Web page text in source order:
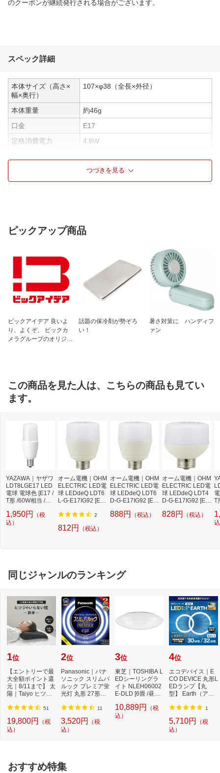
のクーポンが継続発行される場合がございます。
スペック詳細
本体サイズ（高さ×
幅×奥行）
107×φ38（全長×外径）
本体重量
約46g
口金
E17
定格消費電力
4.8W
300°
密閉器具対応
対応
つづきを見る
ピックアップ商品
ビックアイデア 良いよ
り、よくぞ。 ビックカ
メラグループのオリジナ
話題の保冷剤が勢ぞろ
い！
暑さ対策に ハンディフ
ァン
この商品を見た人は、こちらの商品も見てい
ます。
YAZAWA｜ヤザワ
LDT8LGE17 LED
電球 電球色 [E17 /
T形 /60W相当 /電
タイプ]
1,950円
（税
込）
オーム電機｜OHM
ELECTRIC LED電
球 LEDdeQ LDT6
L-G-E17IG92 [E17
球色 /1個 /全方向
タイプ]
2
812円 （税込）
オーム電機｜OHM
ELECTRIC LED電
球 LEDdeQ LDT6
D-G-E17IG92 [E1
昼光色 /1個 /全方
888円 （税込）
オーム電機｜OHM
ELECTRIC LED電
球 LEDdeQ LDT4
D-G-E17IG92 [E1
昼光色 /1個 /全方
828円 （税込）
T
同じジャンルのランキング
1位
【エントリーで最
大全額ポイント還
元｜8/11まで】 太
陽｜Taiyo ヒツジ
51
19,800円
（税
込）
2位
Panasonic｜パナ
ソニック スリムパ
ルック プレミア蛍
光灯 丸形 27形＋3
11
3,520円
（税
込）
3位
東芝｜TOSHIBA L
EDシーリングラ
イト NLEH06002
E-DLD [6畳 /昼光
paign...
10,889円
（税
込）
4位
エコデバイス｜E
CO DEVICE 丸形L
EDランプ【丸
型】 Earth（アー
30・32...
1
5,710円
（税
込）
おすすめ特集